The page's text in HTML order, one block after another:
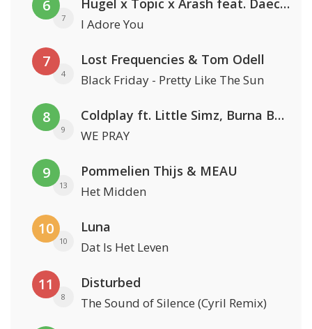
6
7
Hugel x Topic x Arash feat. Daecolm
I Adore You
7
4
Lost Frequencies & Tom Odell
Black Friday - Pretty Like The Sun
8
9
Coldplay ft. Little Simz, Burna Boy, Elyanna & Tini
WE PRAY
9
13
Pommelien Thijs & MEAU
Het Midden
10
10
Luna
Dat Is Het Leven
11
8
Disturbed
The Sound of Silence (Cyril Remix)